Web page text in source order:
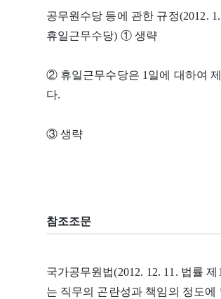
공무원수당 등에 관한 규정(2012.
휴일근무수당) ① 생략
② 휴일근무수당은 1일에 대하여
다.
③ 생략
참조조문
국가공무원법(2012. 12. 11. 법률
는 직무의 곤란성과 책임의 정도